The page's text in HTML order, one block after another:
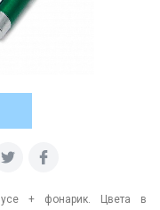
+ фонарик. Цвета в